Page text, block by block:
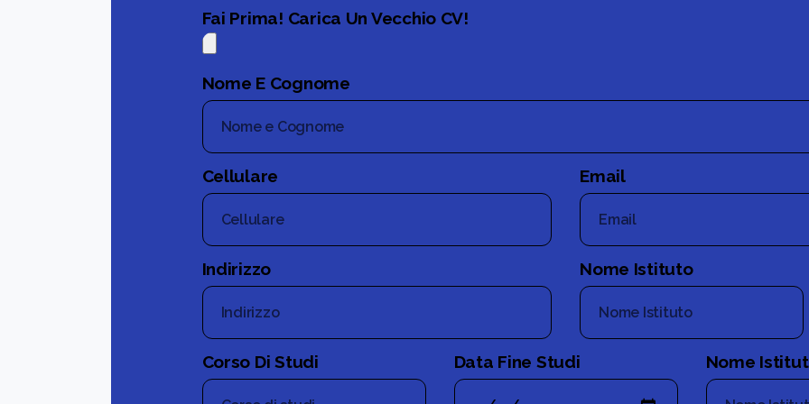
Fai Prima! Carica Un Vecchio CV!
Nome E Cognome
Cellulare Email
Indirizzo Nome Istituto
Corso Di Studi Data Fine Studi Nome